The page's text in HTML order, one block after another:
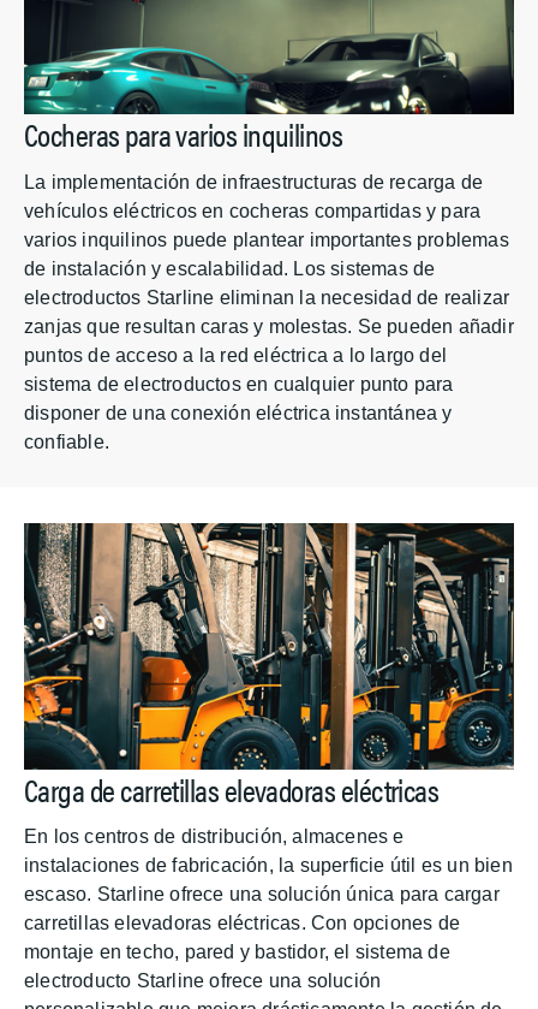
Cocheras para varios inquilinos
La implementación de infraestructuras de recarga de
vehículos eléctricos en cocheras compartidas y para
varios inquilinos puede plantear importantes problemas
de instalación y escalabilidad. Los sistemas de
electroductos Starline eliminan la necesidad de realizar
zanjas que resultan caras y molestas. Se pueden añadir
puntos de acceso a la red eléctrica a lo largo del
sistema de electroductos en cualquier punto para
disponer de una conexión eléctrica instantánea y
confiable.
Carga de carretillas elevadoras eléctricas
En los centros de distribución, almacenes e
instalaciones de fabricación, la superficie útil es un bien
escaso. Starline ofrece una solución única para cargar
carretillas elevadoras eléctricas. Con opciones de
montaje en techo, pared y bastidor, el sistema de
electroducto Starline ofrece una solución